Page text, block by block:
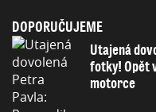
DOPORUČUJEME
Utajená
fotky! Opět
motorce